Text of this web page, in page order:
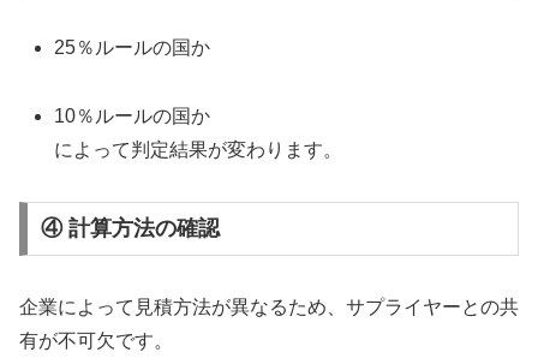
25％ルールの国か
10％ルールの国か
によって判定結果が変わります。
④ 計算方法の確認
企業によって見積方法が異なるため、サプライヤーとの共
有が不可欠です。